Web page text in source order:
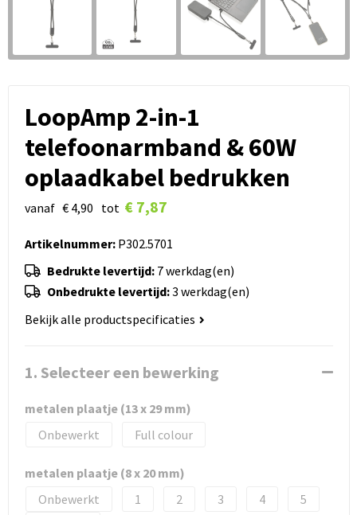
LoopAmp 2-in-1
telefoonarmband & 60W
oplaadkabel bedrukken
vanaf € 4,90 tot € 7,87
Artikelnummer:P302.5701
Bedrukte levertijd: 7 werkdag(en)
Onbedrukte levertijd:3 werkdag(en)
Bekijk alle productspecificaties
1. Selecteer een bewerking
metalen plaatje (13 x 29 mm)
Onbewerkt
Full colour
metalen plaatje (8 x 20 mm)
Onbewerkt
1 2 3 4
5